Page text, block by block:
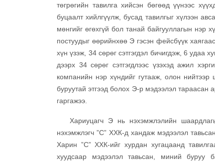
төгрөгийн тавилга хийсэн бөгөөд үүнээс
буцаалт хийлгүүлж, бусад тавилгыг хүлээн
мөнгийг өгөхгүй бол танай байгууллагын нэр
постуудыг өөрийнхөө Э гэсэн фейсбүүк
хүн үзэж, 34 сөрөг сэтгэгдэл бичигдэж, 6 удаа
дээрх 34 сөрөг сэтгэгдлээс үзэхэд ажил
компанийн нэр хүндийг гутааж, олон нийтээр
буруутай этгээд болох Э-р мэдээлэл тараасан
гаргажээ.
Хариуцагч Э нь нэхэмжлэлийн
нэхэмжлэгч ”С” ХХК-д хандаж мэдээлэл
Харин ”С” ХХК-ийг хурдан хугацаанд
хуудсаар мэдээлэл тавьсан, миний буруу